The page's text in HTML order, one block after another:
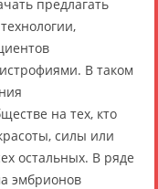
предлагать
В таком
на тех, кто
силы или
остальных. В ряде
эмбрионов